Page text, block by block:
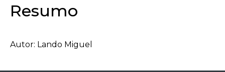
Resumo
Autor: Lando Miguel